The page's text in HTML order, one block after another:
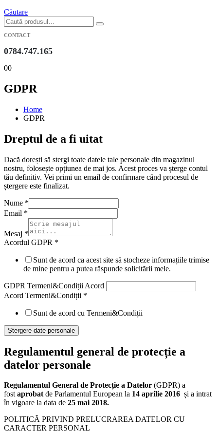
Căutare
CONTACT
0784.747.165
00
GDPR
Home
GDPR
Dreptul de a fi uitat
Dacă dorești să stergi toate datele tale personale din magazinul
nostru, folosește opțiunea de mai jos. Acest proces va șterge contul
tău definitiv. Vei primi un email de confirmare când procesul de
ștergere este finalizat.
Nume *
Email *
Mesaj *
Acordul GDPR *
Sunt de acord ca acest site să stocheze informațiile trimise
de mine pentru a putea răspunde solicitării mele.
GDPR Termeni&Condiții Acord
Acord Termeni&Condiții *
Sunt de acord cu Termeni&Condiții
Ștergere date personale
Regulamentul general de protecție a
datelor personale
Regulamentul General de Protecție a Datelor (GDPR) a
fostaprobatde Parlamentul European la 14 aprilie 2016 și a intrat
în vigoare la data de 25 mai 2018.
POLITICĂ PRIVIND PRELUCRAREA DATELOR CU
CARACTER PERSONAL